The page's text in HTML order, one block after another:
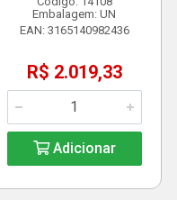
Embalagem: UN
EAN: 3165140982436
R$ 2.019,33
Adicionar